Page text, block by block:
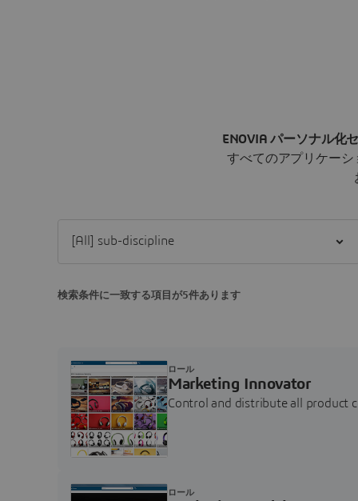
ENOVIA パーソナル化
すべてのアプリケー
検索条件に一致する項目が5件あります
Marketing Innovator
Control and distribute all product
ロール
ロール